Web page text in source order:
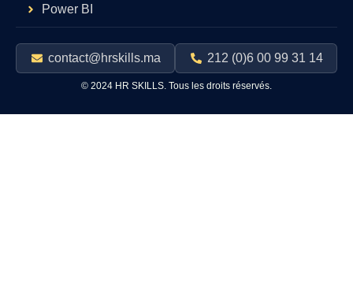
Power BI
contact@hrskills.ma 212 (0)6 00 99 31 14
© 2024 HR SKILLS. Tous les droits réservés.